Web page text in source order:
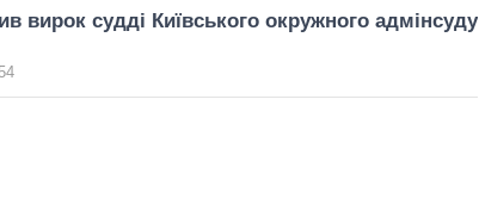
вирок судді Київського окружного адмінсуду